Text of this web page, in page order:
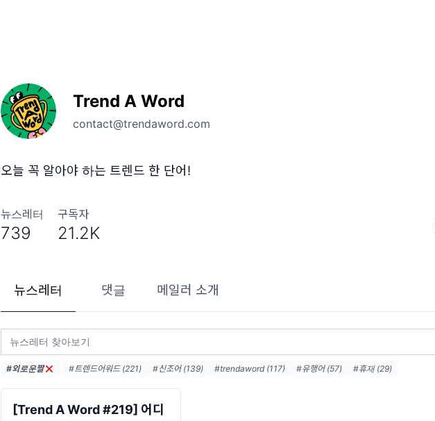
Trend A Word
contact@trendaword.com
오늘 꼭 알아야 하는 트렌드 한 단어!
뉴스레터
739
구독자
21.2K
뉴스레터 댓글 메일러 소개
#외로운짤 #트렌드어워드 (221) #신조어 (139) #trendaword (117) #유행어 (57)
#휴재 (29)
#밈추천 (22)
#7월밈 (21)
[Trend A Word #219] 어디